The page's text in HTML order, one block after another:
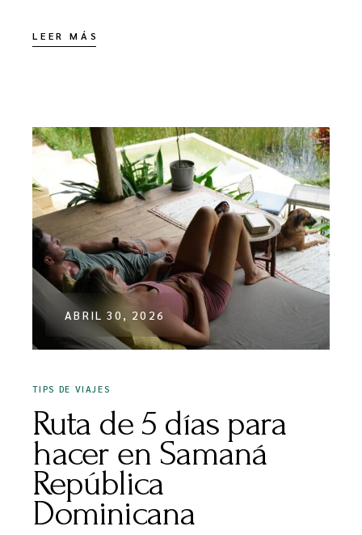
LEER MÁS
ABRIL 30, 2026
TIPS DE VIAJES
Ruta de 5 días para
hacer en Samaná
República
Dominicana